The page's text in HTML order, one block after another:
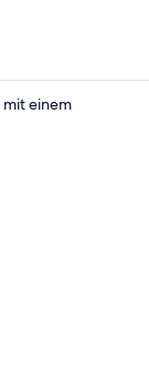
mit einem